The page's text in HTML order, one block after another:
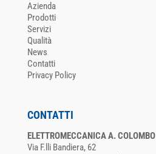
Azienda
Prodotti
Servizi
Qualità
News
Contatti
Privacy Policy
CONTATTI
ELETTROMECCANICA A. COLOMBO
Via F.lli Bandiera, 62